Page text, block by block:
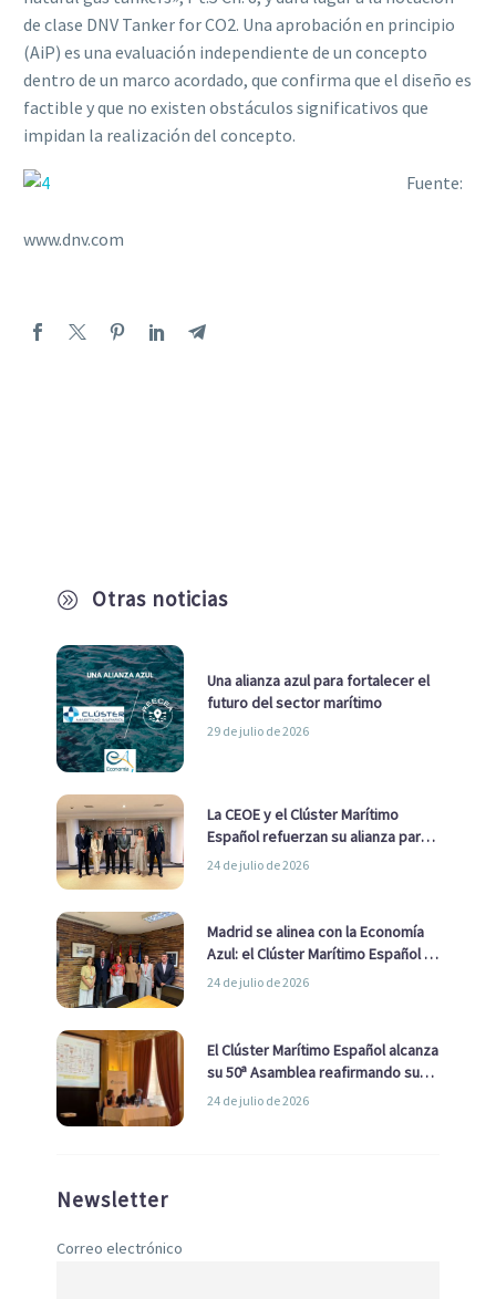
A Otras noticias
Una alianza azul para fortalecer el
futuro del sector marítimo
29 de julio de 2026
La CEOE y el Clúster Marítimo
Español refuerzan su alianza para
impulsar una estrategia Nacional
24 de julio de 2026
Madrid se alinea con la Economía
Azul: el Clúster Marítimo Español y
la Real Liga Naval avanzan alianzas
24 de julio de 2026
El Clúster Marítimo Español alcanza
su 50ª Asamblea reafirmando su
liderazgo en la Economía Azul
24 de julio de 2026
Newsletter
Correo electrónico
de clase DNV Tanker for CO2. Una aprobación en principio
(AiP) es una evaluación independiente de un concepto
dentro de un marco acordado, que confirma que el diseño es
factible y que no existen obstáculos significativos que
impidan la realización del concepto.
Fuente:
www.dnv.com